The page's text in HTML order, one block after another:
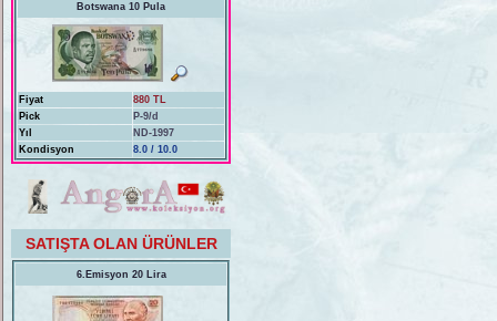
Botswana 10 Pula
Fiyat
880 TL
Pick
P-9/d
Yıl
ND-1997
Kondisyon
8.0 / 10.0
SATIŞTA OLAN ÜRÜNLER
6.Emisyon 20 Lira